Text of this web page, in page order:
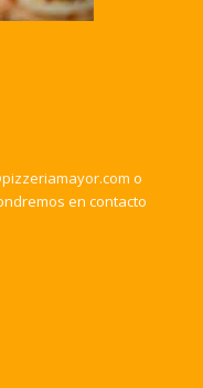
o
en contacto